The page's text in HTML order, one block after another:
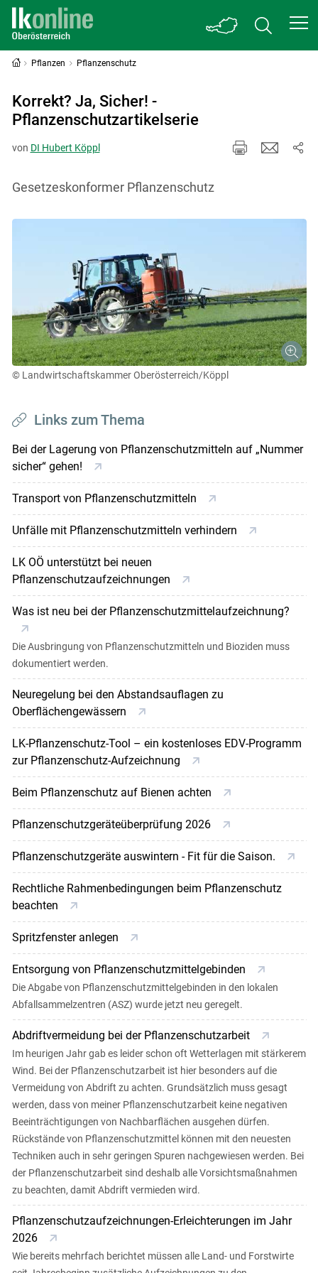
Skip to main content
Pflanzen Pflanzenschutz
Korrekt? Ja, Sicher! -
Pflanzenschutzartikelserie
von DI Hubert Köppl
Gesetzeskonformer Pflanzenschutz
© Landwirtschaftskammer Oberösterreich/Köppl
Links zum Thema
Bei der Lagerung von Pflanzenschutzmitteln auf „Nummer
sicher“ gehen!
Transport von Pflanzenschutzmitteln
Unfälle mit Pflanzenschutzmitteln verhindern
LK OÖ unterstützt bei neuen
Pflanzenschutzaufzeichnungen
Was ist neu bei der Pflanzenschutzmittelaufzeichnung?
Die Ausbringung von Pflanzenschutzmitteln und Bioziden muss
dokumentiert werden.
Neuregelung bei den Abstandsauflagen zu
Oberflächengewässern
LK-Pflanzenschutz-Tool – ein kostenloses EDV-Programm
zur Pflanzenschutz-Aufzeichnung
Beim Pflanzenschutz auf Bienen achten
Pflanzenschutzgeräteüberprüfung 2026
Pflanzenschutzgeräte auswintern - Fit für die Saison.
Rechtliche Rahmenbedingungen beim Pflanzenschutz
beachten
Spritzfenster anlegen
Entsorgung von Pflanzenschutzmittelgebinden
Die Abgabe von Pflanzenschutzmittelgebinden in den lokalen
Abfallsammelzentren (ASZ) wurde jetzt neu geregelt.
Abdriftvermeidung bei der Pflanzenschutzarbeit
Im heurigen Jahr gab es leider schon oft Wetterlagen mit stärkerem
Wind. Bei der Pflanzenschutzarbeit ist hier besonders auf die
Vermeidung von Abdrift zu achten. Grundsätzlich muss gesagt
werden, dass von meiner Pflanzenschutzarbeit keine negativen
Beeinträchtigungen von Nachbarflächen ausgehen dürfen.
Rückstände von Pflanzenschutzmittel können mit den neuesten
Techniken auch in sehr geringen Spuren nachgewiesen werden. Bei
der Pflanzenschutzarbeit sind deshalb alle Vorsichtsmaßnahmen
zu beachten, damit Abdrift vermieden wird.
Pflanzenschutzaufzeichnungen-Erleichterungen im Jahr
2026
Wie bereits mehrfach berichtet müssen alle Land- und Forstwirte